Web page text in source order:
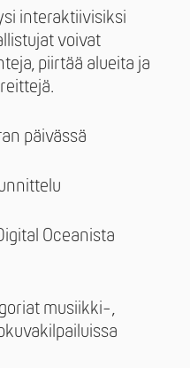
interaktiivisiksi
voivat
piirtää alueita ja
päivässä
Oceanista
musiikki-,